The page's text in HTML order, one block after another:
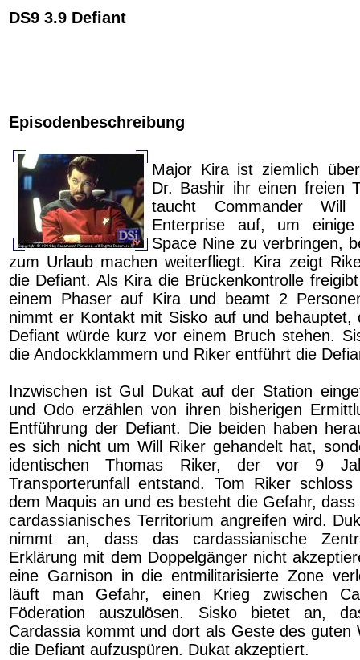
DS9 3.9 Defiant
Episodenbeschreibung
Major Kira ist ziemlich
Dr. Bashir ihr einen freien
taucht Commander
Enterprise auf, um
Space Nine zu verbringen,
zum Urlaub machen weiterfliegt. Kira zeigt
die Defiant. Als Kira die Brückenkontrolle
einem Phaser auf Kira und beamt 2
nimmt er Kontakt mit Sisko auf und behauptet,
Defiant würde kurz vor einem Bruch stehen.
die Andockklammern und Riker entführt die
Inzwischen ist Gul Dukat auf der Station
und Odo erzählen von ihren bisherigen
Entführung der Defiant. Die beiden haben
es sich nicht um Will Riker gehandelt hat,
identischen Thomas Riker, der vor 9
Transporterunfall entstand. Tom Riker
dem Maquis an und es besteht die Gefahr,
cardassianisches Territorium angreifen wird.
nimmt an, dass das cardassianische
Erklärung mit dem Doppelgänger nicht
eine Garnison in die entmilitarisierte Zone
läuft man Gefahr, einen Krieg zwischen
Föderation auszulösen. Sisko bietet an,
Cardassia kommt und dort als Geste des guten
die Defiant aufzuspüren. Dukat akzeptiert.